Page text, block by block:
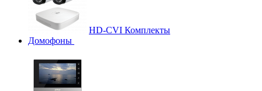
HD-CVI Комплекты
Домофоны